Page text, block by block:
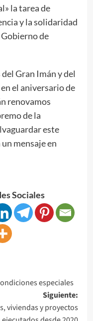
la tarea de
y la solidaridad
de
Gran Imán y del
el aniversario de
renovamos
de la
este
mensaje en
Sociales
especiales
Siguiente:
viviendas y proyectos